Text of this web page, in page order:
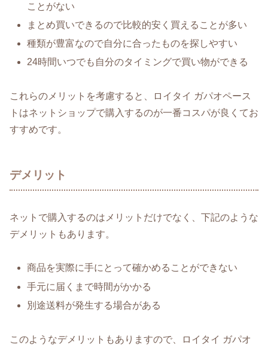
ことがない
まとめ買いできるので比較的安く買えることが多い
種類が豊富なので自分に合ったものを探しやすい
24時間いつでも自分のタイミングで買い物ができる
これらのメリットを考慮すると、ロイタイ ガパオペース
トはネットショップで購入するのが一番コスパが良くてお
すすめです。
デメリット
ネットで購入するのはメリットだけでなく、下記のような
デメリットもあります。
商品を実際に手にとって確かめることができない
手元に届くまで時間がかかる
別途送料が発生する場合がある
このようなデメリットもありますので、ロイタイ ガパオ